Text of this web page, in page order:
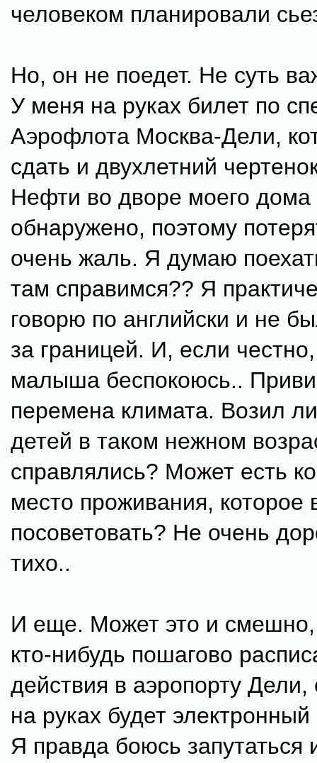
человеком планировали
Но, он не поедет. Не суть
У меня на руках билет по
Аэрофлота Москва-Дели,
сдать и двухлетний
Нефти во дворе моего дома
обнаружено, поэтому
очень жаль. Я думаю
там справимся?? Я
говорю по английски и не
за границей. И, если
малыша беспокоюсь..
перемена климата. Возил
детей в таком нежном
справлялись? Может есть
место проживания, которое
посоветовать? Не очень
тихо..
И еще. Может это и
кто-нибудь пошагово
действия в аэропорту
на руках будет
Я правда боюсь запутаться